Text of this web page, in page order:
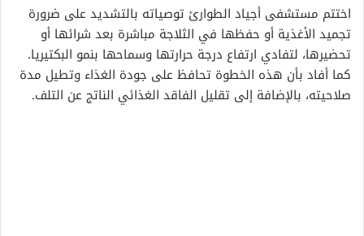
اختتم مستشفى أجياد الطوارئ توصياته بالتشديد على ضرورة
تجميد الأغذية أو حفظها في الثلاجة مباشرة بعد شرائها أو
تحضيرها، لتفادي ارتفاع درجة حرارتها وسماحها بنمو البكتيريا.
كما أفاد بأن هذه الخطوة تحافظ على جودة الغذاء وتطيل مدة
صلاحيته، بالإضافة إلى تقليل الفاقد الغذائي الناتج عن التلف.